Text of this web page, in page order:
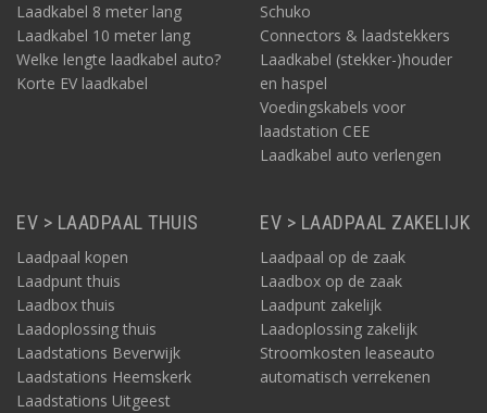
Laadkabel 8 meter lang
Laadkabel 10 meter lang
Welke lengte laadkabel auto?
Korte EV laadkabel
Schuko
Connectors & laadstekkers
Laadkabel (stekker-)houder
en haspel
Voedingskabels voor
laadstation CEE
Laadkabel auto verlengen
EV > LAADPAAL THUIS
Laadpaal kopen
Laadpunt thuis
Laadbox thuis
Laadoplossing thuis
Laadstations Beverwijk
Laadstations Heemskerk
Laadstations Uitgeest
EV > LAADPAAL ZAKELIJK
Laadpaal op de zaak
Laadbox op de zaak
Laadpunt zakelijk
Laadoplossing zakelijk
Stroomkosten leaseauto
automatisch verrekenen